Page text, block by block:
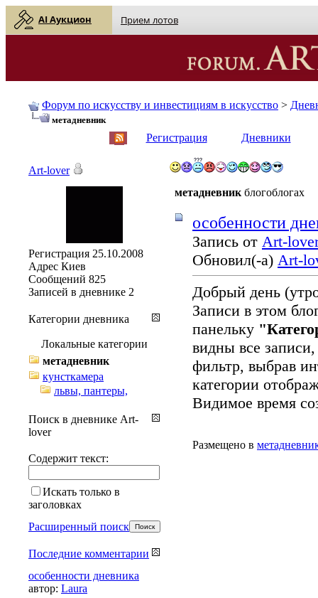
AI Аукцион Прием лотов
Форум по искусству и инвестициям в искусство >
метадневник
Регистрация Дневники
метадневник блогоблогах
особенности
Запись от Art-
Обновил(-а) Art-
Добрый день
Записи в этом
панельку
видны все
фильтр, выбрав
категории
Видимое время
Размещено в
Art-lover
Регистрация 25.10.2008
Адрес Киев
Сообщений 825
Записей в дневнике 2
Категории дневника
Локальные категории
метадневник
кунсткамера
львы, пантеры,
Поиск в дневнике Art-
lover
Содержит текст:
Искать только в
заголовках
Расширенный поиск
Последние комментарии
особенности дневника
автор: Laura